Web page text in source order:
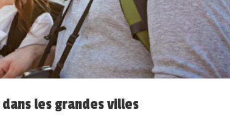
les grandes villes